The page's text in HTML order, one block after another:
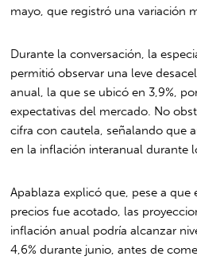
mayo, que registró una variación
Durante la conversación, la
permitió observar una leve
anual, la que se ubicó en 3,9%,
expectativas del mercado. No
cifra con cautela, señalando que
en la inflación interanual durante
Apablaza explicó que, pese a
precios fue acotado, las
inflación anual podría alcanzar
4,6% durante junio, antes de